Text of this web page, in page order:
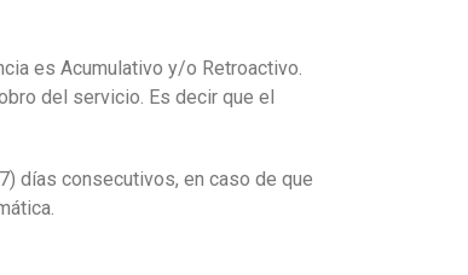
es Acumulativo y/o Retroactivo.
del servicio. Es decir que el
días consecutivos, en caso de que